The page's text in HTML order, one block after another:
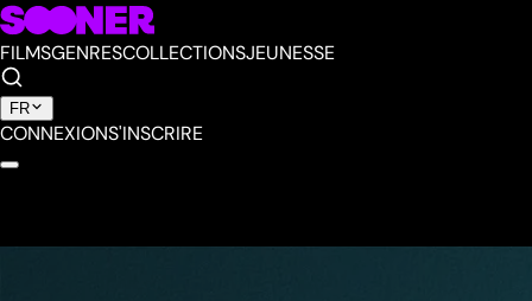
FILMSGENRESCOLLECTIONSJEUNESSE
FR
CONNEXIONS'INSCRIRE